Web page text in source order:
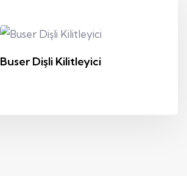
Buser Dişli Kilitleyici